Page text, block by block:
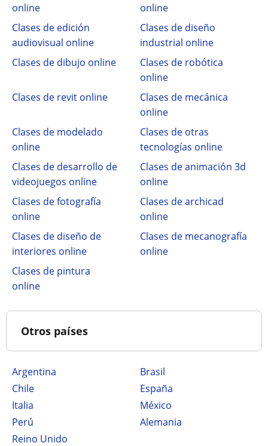
online
online
Clases de edición
audiovisual online
Clases de diseño
industrial online
Clases de dibujo online
Clases de robótica
online
Clases de revit online
Clases de mecánica
online
Clases de modelado
online
Clases de otras
tecnologías online
Clases de desarrollo de
videojuegos online
Clases de animación 3d
online
Clases de fotografía
online
Clases de archicad
online
Clases de diseño de
interiores online
Clases de mecanografía
online
Clases de pintura
online
Otros países
Argentina
Brasil
Chile
España
Italia
México
Perú
Alemania
Reino Unido